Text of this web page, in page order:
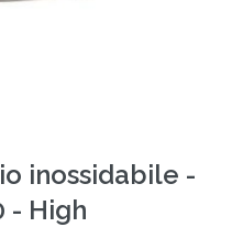
inossidabile -
- High